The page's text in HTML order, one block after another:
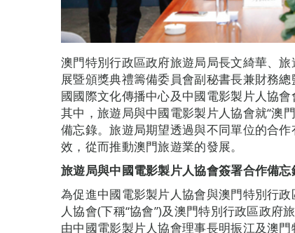
澳門特別行政區政府旅遊局局長文綺華、
展暨頒獎典禮籌備委員會副秘書長兼財務
國國際文化傳播中心及中國電影製片人協
其中，旅遊局與中國電影製片人協會就“澳
備忘錄。旅遊局期望透過與不同單位的合
效，從而推動澳門旅遊業的發展。
旅遊局與中國電影製片人協會簽署合作備忘
為促進中國電影製片人協會與澳門特別行
人協會(下稱“協會”)及澳門特別行政區政府
由中國電影製片人協會理事長明振江及澳